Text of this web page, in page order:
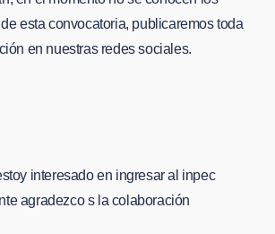
esta convocatoria, publicaremos toda
en nuestras redes sociales.
interesado en ingresar al inpec
agradezco s la colaboración